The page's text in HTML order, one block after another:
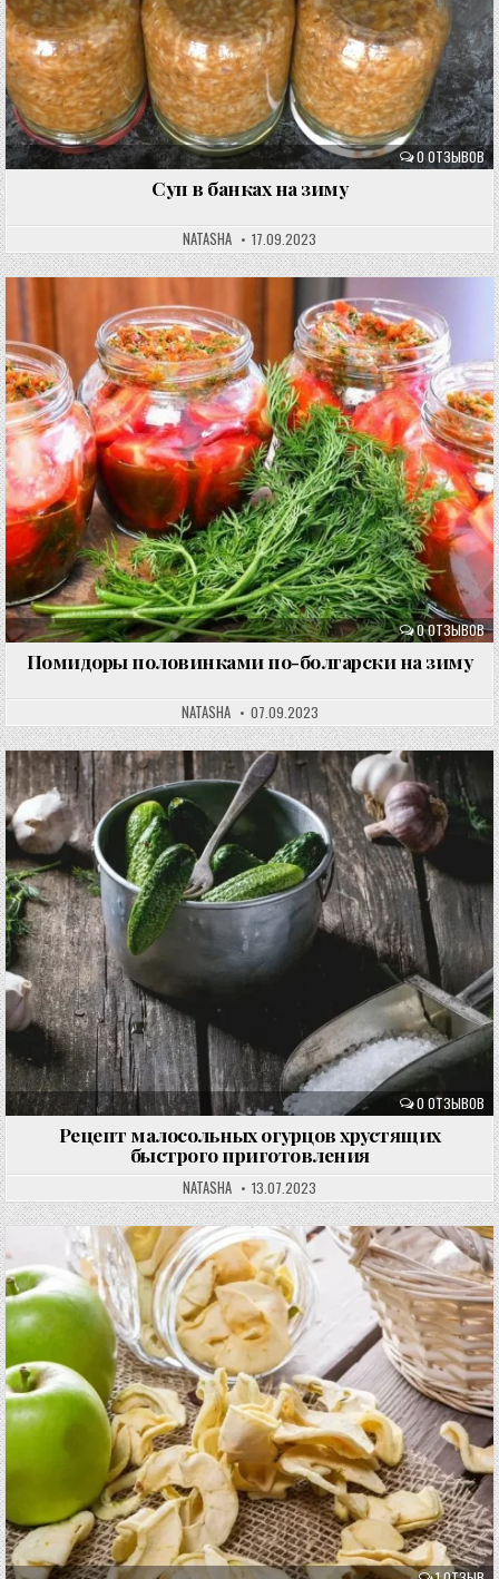
0 ОТЗЫВОВ
Суп в банках на зиму
NATASHA 17.09.2023
0 ОТЗЫВОВ
Помидоры половинками по-болгарски на зиму
NATASHA 07.09.2023
0 ОТЗЫВОВ
Рецепт малосольных огурцов хрустящих
быстрого приготовления
NATASHA 13.07.2023